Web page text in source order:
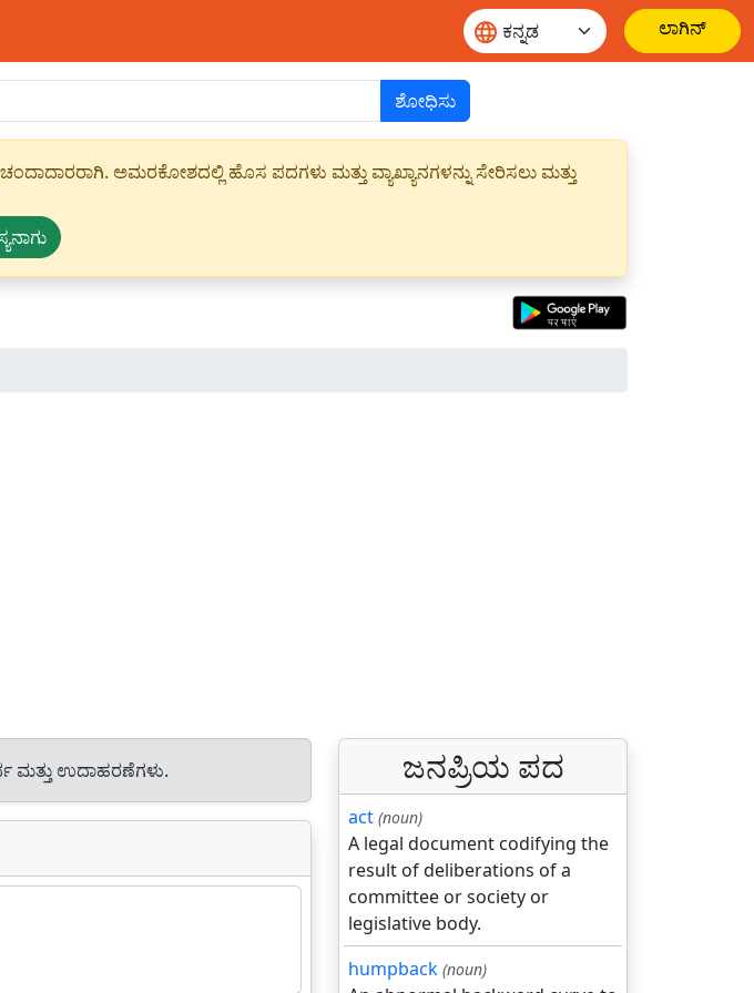
ಲಾಗಿನ್
ಶೋಧಿಸು
ಅಮರಕೋಶದಲ್ಲಿ ಹೊಸ ಪದಗಳು ಮತ್ತು ವ್ಯಾಖ್ಯಾನಗಳನ್ನು ಸೇರಿಸಲು ಮತ್ತು
ಮತ್ತು ಉದಾಹರಣೆಗಳು. ಜನಪ್ರಿಯ ಪದ
act (noun)
A legal document codifying the
result of deliberations of a
committee or society or
legislative body.
humpback (noun)